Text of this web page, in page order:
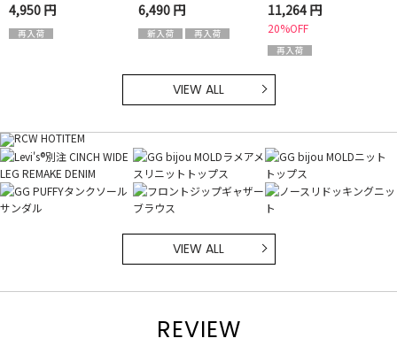
4,950 円 6,490 円 11,264 円
20%OFF
VIEW ALL
VIEW ALL
REVIEW